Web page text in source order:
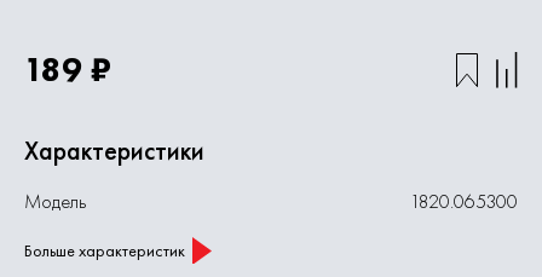
189 ₽
Характеристики
Модель 1820.065300
Больше характеристик